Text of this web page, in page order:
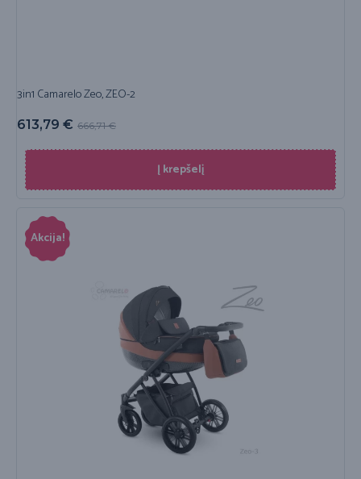
3in1 Camarelo Zeo, ZEO-2
666,71€
613,79 €
Į krepšelį
Akcija!